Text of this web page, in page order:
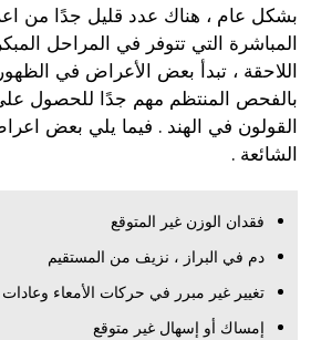
بشكل عام ، هناك عدد قليل جدًا من
المباشرة التي تتوفر في المراحل
اللاحقة ، تبدأ بعض الأعراض في
بالفحص المنتظم مهم جدًا للحصول
القولون في الهند . فيما يلي بعض
الشائعة .
فقدان الوزن غير المتوقع
دم في البراز ، نزيف من المستقيم
تغيير غير مبرر في حركات الأمعاء وعادات
إمساك أو إسهال غير متوقع